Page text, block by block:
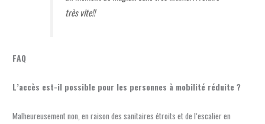
très vite!!
FAQ
L’accès est-il possible pour les personnes à mobilité réduite ?
Malheureusement non, en raison des sanitaires étroits et de l’escalier en